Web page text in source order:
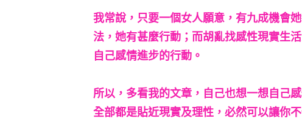
我常說，只要一個女人願意，有九成機會
法，她有甚麼行動；而胡亂找感性現實生
自己感情進步的行動。
所以，多看我的文章，自己也想一想自己
全部都是貼近現實及理性，必然可以讓你不